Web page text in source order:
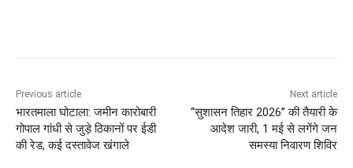
Previous article
भारतमाला घोटाला: जमीन कारोबारी
गोपाल गांधी से जुड़े ठिकानों पर ईडी
की रेड, कई दस्तावेज खंगाले
Next article
“सुशासन तिहार 2026” की तैयारी के
आदेश जारी, 1 मई से लगेंगे जन
समस्या निवारण शिविर